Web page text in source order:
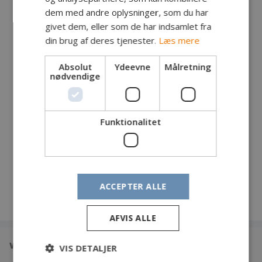
Fanger: Morten Krogh, Blåvand
Fangst: Havørred
Tidspunkt: Kl. 9.30
Vægt: 5,64 kg
Længde: 82 cm
Endegrej: Blink
Egne kommentarer:
www.din-fangst.dk
dem med andre oplysninger, som du har
givet dem, eller som de har indsamlet fra
din brug af deres tjenester. Læs mere
Absolut
nødvendige
Ydeevne Målretning
Funktionalitet
ACCEPTER ALLE
AFVIS ALLE
VIS DETALJER